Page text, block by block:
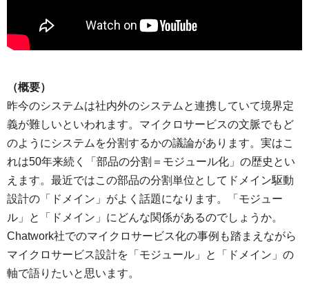
（概要）
昨今のシステムは社内外のシステムと連携していて境界定
義が難しいといわれます。マイクロサービスの文脈でもど
のようにシステムを分割するかの議論があります。実はこ
れは50年来続く「部品の分割＝モジュール化」の歴史とい
えます。最近ではこの部品の分割単位としてドメイン駆動
設計の「ドメイン」がよく話題になります。「モジュー
ル」と「ドメイン」にどんな関係があるのでしょうか。
Chatwork社でのマイクロサービス化の事例も踏まえながら
マイクロサービス設計を「モジュール」と「ドメイン」の
軸で語りたいと思います。